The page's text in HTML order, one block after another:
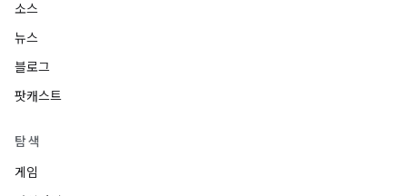
소스
뉴스
블로그
팟캐스트
탐색
게임